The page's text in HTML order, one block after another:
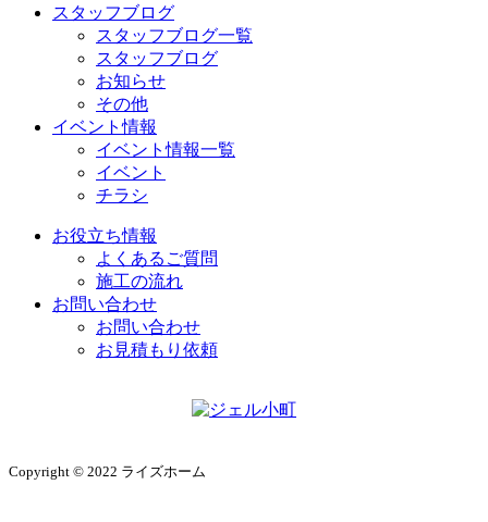
スタッフブログ
スタッフブログ一覧
スタッフブログ
お知らせ
その他
イベント情報
イベント情報一覧
イベント
チラシ
お役立ち情報
よくあるご質問
施工の流れ
お問い合わせ
お問い合わせ
お見積もり依頼
Copyright © 2022 ライズホーム